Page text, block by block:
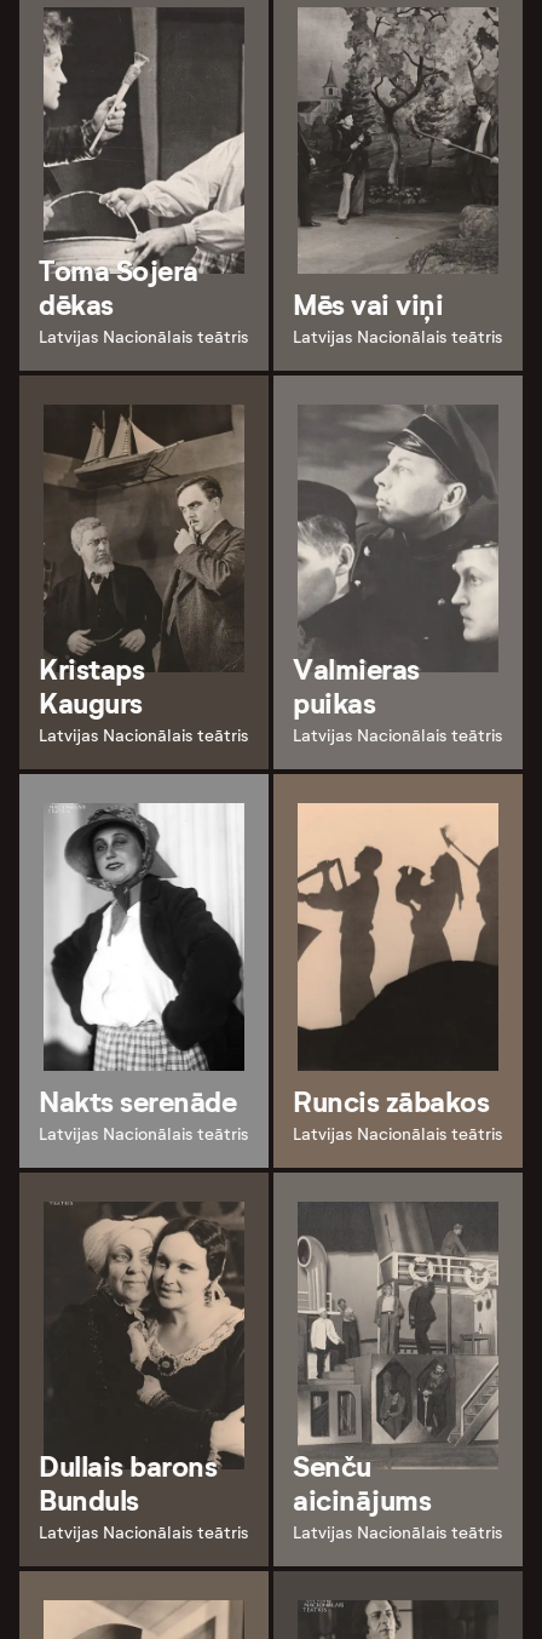
Toma Sojera
dēkas
Latvijas Nacionālais teātris
Mēs vai viņi
Latvijas Nacionālais teātris
Kristaps
Kaugurs
Latvijas Nacionālais teātris
Valmieras
puikas
Latvijas Nacionālais teātris
Nakts serenāde
Latvijas Nacionālais teātris
Runcis zābakos
Latvijas Nacionālais teātris
Dullais barons
Bunduls
Latvijas Nacionālais teātris
Senču
aicinājums
Latvijas Nacionālais teātris